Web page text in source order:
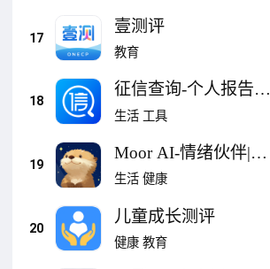
17
壹测评
教育
18
征信查询-个人报告在
线检测征信
生活 工具
19
Moor AI-情绪伙伴|情
感分析|焦虑缓解|压力
生活 健康
20
儿童成长测评
健康 教育